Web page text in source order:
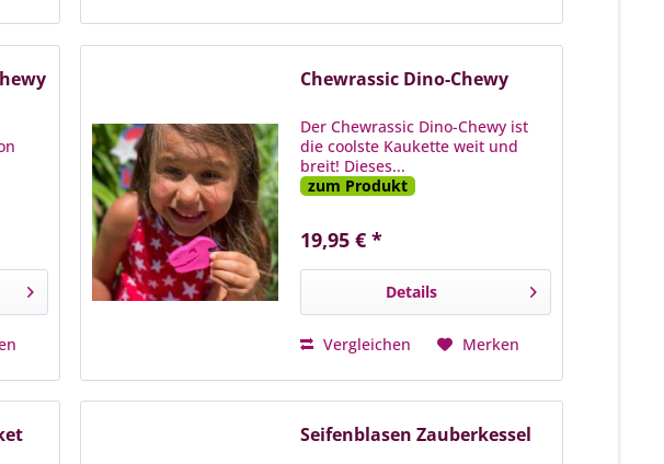
Chewrassic Dino-Chewy
Der Chewrassic Dino-Chewy ist
die coolste Kaukette weit und
breit! Dieses...
zum Produkt
19,95 € *
Details
Vergleichen Merken
Seifenblasen Zauberkessel